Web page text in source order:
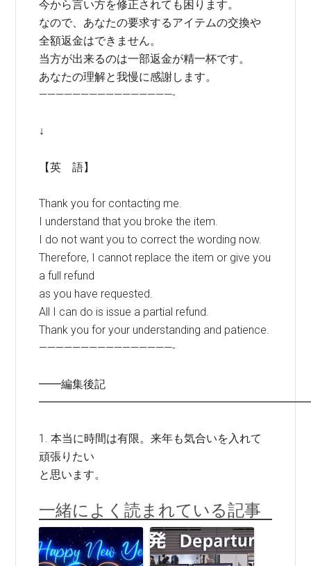
今から言い方を修正されても困ります。
なので、あなたの要求するアイテムの交換や
全額返金はできません。
当方が出来るのは一部返金が精一杯です。
あなたの理解と我慢に感謝します。
————————————————-
↓
【英 語】
Thank you for contacting me.
I understand that you broke the item.
I do not want you to correct the wording now.
Therefore, I cannot replace the item or give you
a full refund
as you have requested.
All I can do is issue a partial refund.
Thank you for your understanding and patience.
————————————————-
━━編集後記
1. 本当に時間は有限。来年も気合いを入れて
頑張りたい
と思います。
一緒によく読まれている記事